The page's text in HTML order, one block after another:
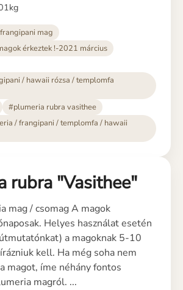
mag
érkeztek !-2021 március
/ hawaii rózsa / templomfa
#plumeria rubra vasithee
/ frangipani / templomfa / hawaii
rubra "Vasithee"
mag / csomag A magok
Helyes használat esetén
a magoknak 5-10
kell. Ha még soha nem
magot, íme néhány fontos
magról. ...